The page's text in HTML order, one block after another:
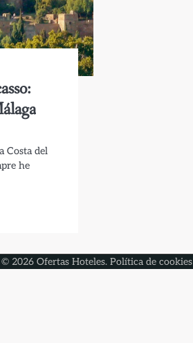
Costa del
he
2026 Ofertas Hoteles. Política de cookies